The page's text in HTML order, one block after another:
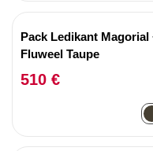
Pack Ledikant Magorial
Fluweel Taupe
510 €